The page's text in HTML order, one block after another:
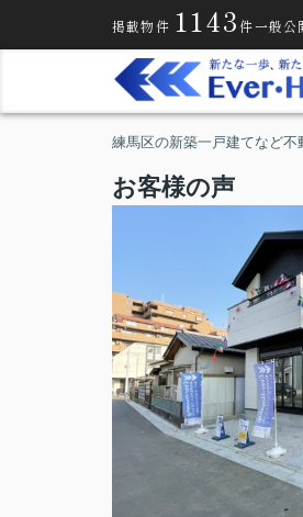
掲載物件 1143件一般公
練馬区の新築一戸建てなど
お客様の声